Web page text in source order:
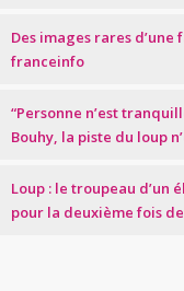
Des images rares d’une
franceinfo
“Personne n’est
Bouhy, la piste du loup
Loup : le troupeau d’un
pour la deuxième fois